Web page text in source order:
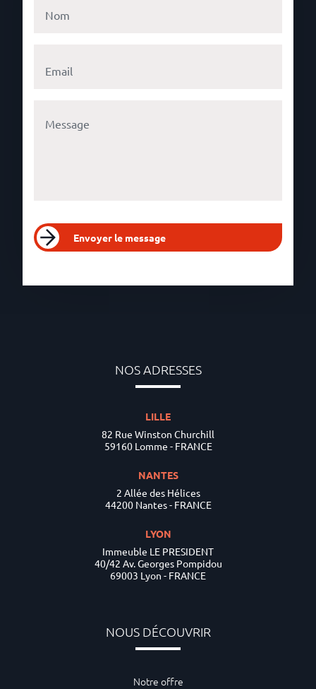
Envoyer le message
NOS ADRESSES
LILLE
82 Rue Winston Churchill
59160 Lomme - FRANCE
NANTES
2 Allée des Hélices
44200 Nantes - FRANCE
LYON
Immeuble LE PRESIDENT
40/42 Av. Georges Pompidou
69003 Lyon - FRANCE
NOUS DÉCOUVRIR
Notre offre